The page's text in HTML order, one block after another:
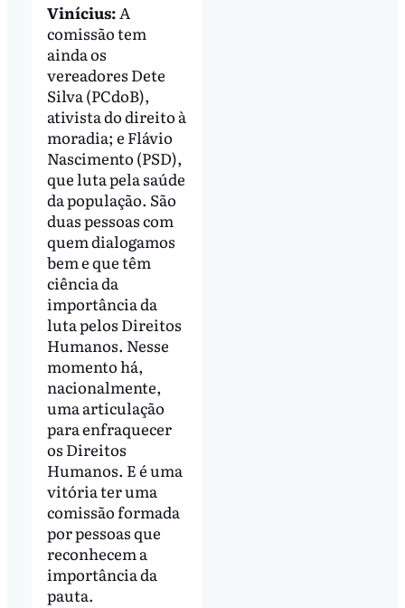
Vinícius:A
comissão tem
ainda os
vereadores Dete
Silva (PCdoB),
ativista do direito à
moradia; e Flávio
Nascimento (PSD),
que luta pela saúde
da população. São
duas pessoas com
quem dialogamos
bem e que têm
ciência da
importância da
luta pelos Direitos
Humanos. Nesse
momento há,
nacionalmente,
uma articulação
para enfraquecer
os Direitos
Humanos. E é uma
vitória ter uma
comissão formada
por pessoas que
reconhecem a
importância da
pauta.